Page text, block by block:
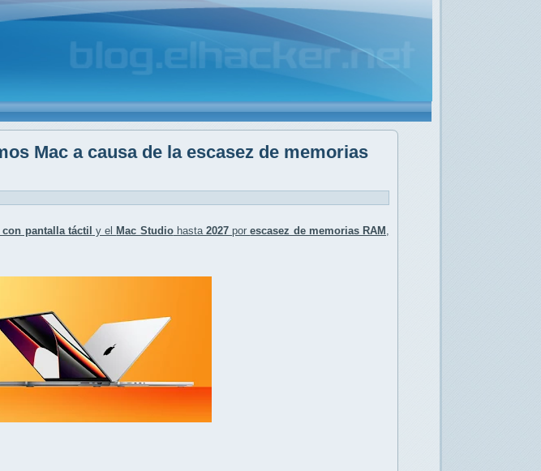
Mac a causa de la escasez de memorias
pantalla táctil y el Mac Studiohasta2027 porescasez de memorias RAM